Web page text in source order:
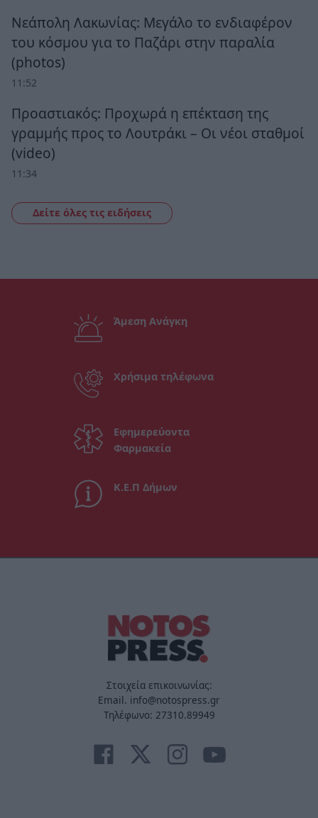
Νεάπολη Λακωνίας: Μεγάλο το ενδιαφέρον
του κόσμου για το Παζάρι στην παραλία
(photos)
11:52
Προαστιακός: Προχωρά η επέκταση της
γραμμής προς το Λουτράκι – Οι νέοι σταθμοί
(video)
11:34
Δείτε όλες τις ειδήσεις
Άμεση Ανάγκη
Χρήσιμα τηλέφωνα
Εφημερεύοντα
Φαρμακεία
Κ.Ε.Π Δήμων
Στοιχεία επικοινωνίας:
Email. info@notospress.gr
Τηλέφωνο: 27310.89949